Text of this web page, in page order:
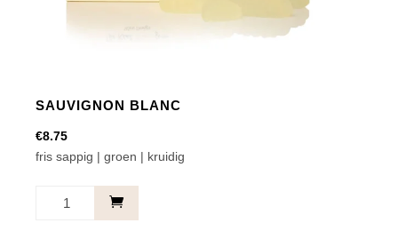
SAUVIGNON BLANC
€8.75
fris sappig | groen | kruidig
Sauvignon